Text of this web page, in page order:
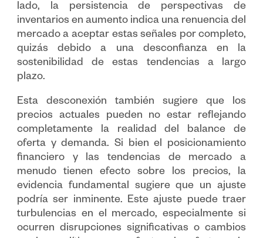
lado, la persistencia de perspectivas de
inventarios en aumento indica una renuencia del
mercado a aceptar estas señales por completo,
quizás debido a una desconfianza en la
sostenibilidad de estas tendencias a largo
plazo.
Esta desconexión también sugiere que los
precios actuales pueden no estar reflejando
completamente la realidad del balance de
oferta y demanda. Si bien el posicionamiento
financiero y las tendencias de mercado a
menudo tienen efecto sobre los precios, la
evidencia fundamental sugiere que un ajuste
podría ser inminente. Este ajuste puede traer
turbulencias en el mercado, especialmente si
ocurren disrupciones significativas o cambios